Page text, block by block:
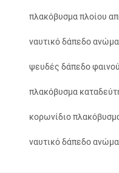
πλακόβυσμα πλοίου
ναυτικό δάπεδο
ψευδές δάπεδο
πλακόβυσμα
κορωνίδιο
ναυτικό δάπεδο